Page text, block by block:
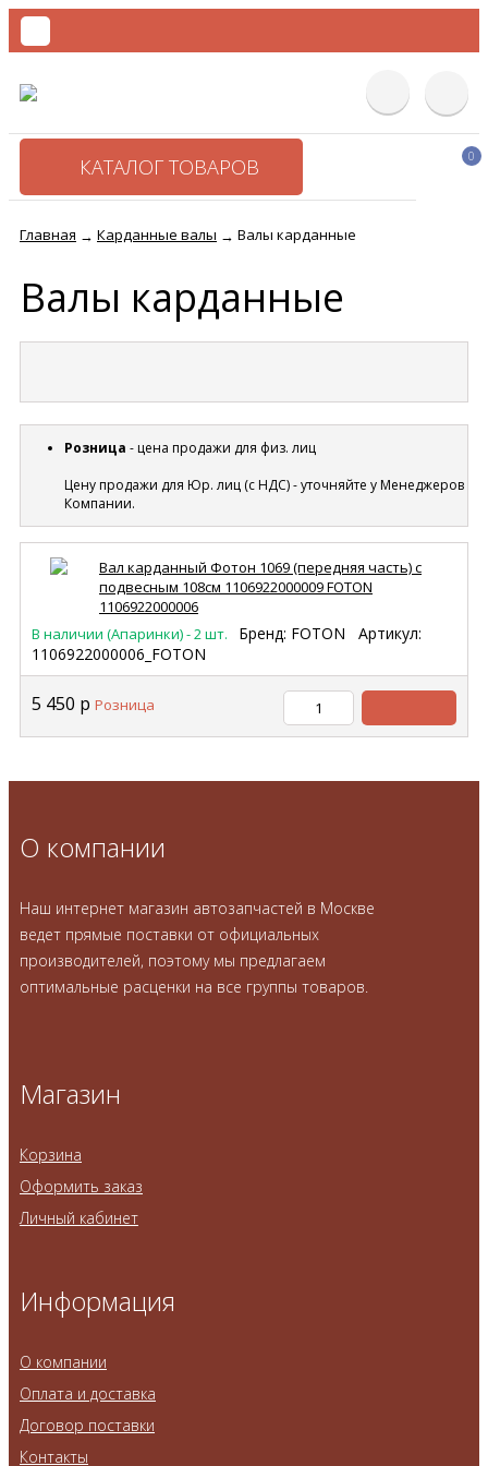
КАТАЛОГ ТОВАРОВ 0
Главная → Карданные валы → Валы карданные
Валы карданные
Розница - цена продажи для физ. лиц
Цену продажи для Юр. лиц (с НДС) - уточняйте у Менеджеров
Компании.
Вал карданный Фотон 1069 (передняя часть) с
подвесным 108см 1106922000009 FOTON
1106922000006
В наличии (Апаринки) - 2 шт.
Бренд: FOTON
Артикул:
1106922000006_FOTON
5 450 р Розница
В
О компании
Наш интернет магазин автозапчастей в Москве
ведет прямые поставки от официальных
производителей, поэтому мы предлагаем
оптимальные расценки на все группы товаров.
Магазин
Корзина
Оформить заказ
Личный кабинет
Информация
О компании
Оплата и доставка
Договор поставки
Контакты